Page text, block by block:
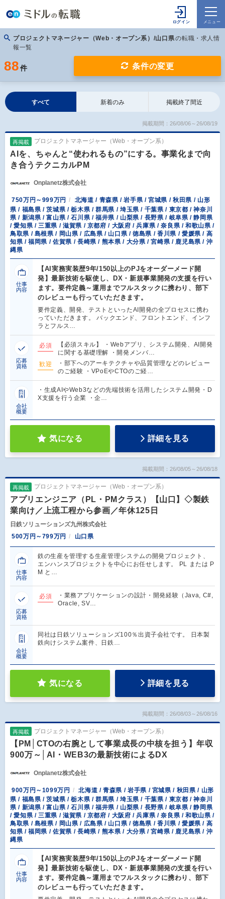
プロジェクトマネージャー（Web・オープン系）/山口県の転職・求人情
報一覧
88 件 条件の変更
すべて 新着のみ 掲載終了間近
掲載期間：26/08/06～26/08/19
再掲載 プロジェクトマネージャー（Web・オープン系）
AIを、ちゃんと“使われるもの”にする。事業化まで向
き合うテクニカルPM
Onplanetz株式会社
750万円～999万円
北海道 / 青森県 / 岩手県 / 宮城県 / 秋田県 / 山形
県 / 福島県 / 茨城県 / 栃木県 / 群馬県 / 埼玉県 / 千葉県 / 東京都 / 神奈川
県 / 新潟県 / 富山県 / 石川県 / 福井県 / 山梨県 / 長野県 / 岐阜県 / 静岡県
/ 愛知県 / 三重県 / 滋賀県 / 京都府 / 大阪府 / 兵庫県 / 奈良県 / 和歌山県 /
鳥取県 / 島根県 / 岡山県 / 広島県 / 山口県 / 徳島県 / 香川県 / 愛媛県 / 高
知県 / 福岡県 / 佐賀県 / 長崎県 / 熊本県 / 大分県 / 宮崎県 / 鹿児島県 / 沖
縄県
仕事
内容
【AI実務実装歴9年/150以上のPJをオーダーメード開
発】最新技術を駆使し、DX・新規事業開発の支援を行い
ます。要件定義～運用までフルスタックに携わり、部下
のレビューも行っていただきます。
要件定義、開発、テストといったAI開発の全プロセスに携わ
っていただきます。 バックエンド、フロントエンド、インフ
ラとフルス…
応募
資格
必須
【必須スキル】 ・Webアプリ、システム開発、AI開発
に関する基礎理解 ・開発メンバ…
歓迎
・部下へのアーキテクチャや品質管理などのレビュー
のご経験 ・VPoEやCTOのご経…
会社
概要
・生成AIやWeb3などの先端技術を活用したシステム開発・D
X支援を行う企業 ・企…
気になる 詳細を見る
掲載期間：26/08/05～26/08/18
再掲載 プロジェクトマネージャー（Web・オープン系）
アプリエンジニア（PL・PMクラス）【山口】◇製鉄
業向け／上流工程から参画／年休125日
日鉄ソリューションズ九州株式会社
500万円～799万円
山口県
仕事
内容
鉄の生産を管理する生産管理システムの開発プロジェクト、
エンハンスプロジェクトを中心にお任せします。 PL または P
M と…
応募
資格
必須
・業務アプリケーションの設計・開発経験（Java, C#,
Oracle, SV…
会社
概要
同社は日鉄ソリューションズ100％出資子会社です。 日本製
鉄向けシステム案件、日鉄…
気になる 詳細を見る
掲載期間：26/08/03～26/08/16
再掲載 プロジェクトマネージャー（Web・オープン系）
【PM│CTOの右腕として事業成長の中核を担う】年収
900万～│AI・WEB3の最新技術によるDX
Onplanetz株式会社
900万円～1099万円
北海道 / 青森県 / 岩手県 / 宮城県 / 秋田県 / 山形
県 / 福島県 / 茨城県 / 栃木県 / 群馬県 / 埼玉県 / 千葉県 / 東京都 / 神奈川
県 / 新潟県 / 富山県 / 石川県 / 福井県 / 山梨県 / 長野県 / 岐阜県 / 静岡県
/ 愛知県 / 三重県 / 滋賀県 / 京都府 / 大阪府 / 兵庫県 / 奈良県 / 和歌山県 /
鳥取県 / 島根県 / 岡山県 / 広島県 / 山口県 / 徳島県 / 香川県 / 愛媛県 / 高
知県 / 福岡県 / 佐賀県 / 長崎県 / 熊本県 / 大分県 / 宮崎県 / 鹿児島県 / 沖
縄県
仕事
内容
【AI実務実装歴9年/150以上のPJをオーダーメード開
発】最新技術を駆使し、DX・新規事業開発の支援を行い
ます。要件定義～運用までフルスタックに携わり、部下
のレビューも行っていただきます。